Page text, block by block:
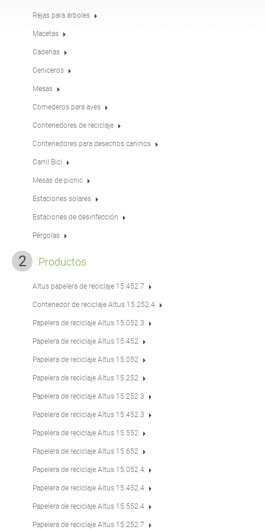
Pérgolas
Comederos para aves Farolas
desinfección
inglés (USA)
italiano
letón lituano
estonio
Rejas para árboles
Macetas
Cadenas
Ceniceros
Mesas
Comederos para aves
Contenedores de reciclaje
Contenedores para desechos caninos
Carril Bici
Mesas de picnic
Estaciones solares
Estaciones de desinfección
Pérgolas
Productos
Altus papelera de reciclaje 15.452.7
Contenedor de reciclaje Altus 15.252.4
Papelera de reciclaje Altus 15.052.3
Papelera de reciclaje Altus 15.452
Papelera de reciclaje Altus 15.052
Papelera de reciclaje Altus 15.252
Papelera de reciclaje Altus 15.252.3
Papelera de reciclaje Altus 15.452.3
Papelera de reciclaje Altus 15.552
Papelera de reciclaje Altus 15.652
Papelera de reciclaje Altus 15.052.4
Papelera de reciclaje Altus 15.452.4
Papelera de reciclaje Altus 15.552.4
Papelera de reciclaje Altus 15.252.7